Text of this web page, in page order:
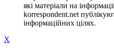
які матеріали на
korrespondent.net
інформаційних цілях.
X